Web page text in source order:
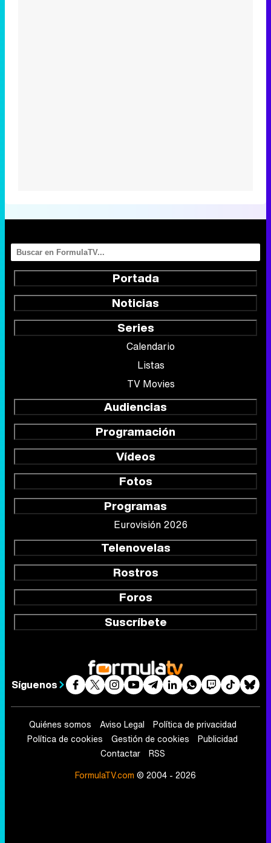
Portada
Noticias
Series
Calendario
Listas
TV Movies
Audiencias
Programación
Vídeos
Fotos
Programas
Eurovisión 2026
Telenovelas
Rostros
Foros
Suscríbete
Síguenos
Quiénes somos Aviso Legal
Política de privacidad
Política de cookies
Gestión de cookies
Publicidad
Contactar
RSS
FormulaTV.com © 2004 - 2026